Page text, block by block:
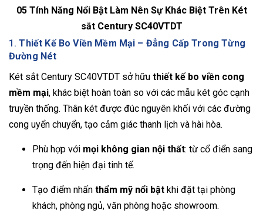
05 Tính Năng Nổi Bật Làm Nên Sự Khác Biệt Trên Két
sắt Century SC40VTDT
1.Thiết Kế Bo Viền Mềm Mại – Đẳng Cấp Trong Từng
Đường Nét
Két sắt Century SC40VTDT sở hữu thiết kế bo viền cong
mềm mại, khác biệt hoàn toàn so với các mẫu két góc cạnh
truyền thống. Thân két được đúc nguyên khối với các đường
cong uyển chuyển, tạo cảm giác thanh lịch và hài hòa.
Phù hợp với mọi không gian nội thất: từ cổ điển sang
trọng đến hiện đại tinh tế.
Tạo điểm nhấn thẩm mỹ nổi bật khi đặt tại phòng
khách, phòng ngủ, văn phòng hoặc showroom.